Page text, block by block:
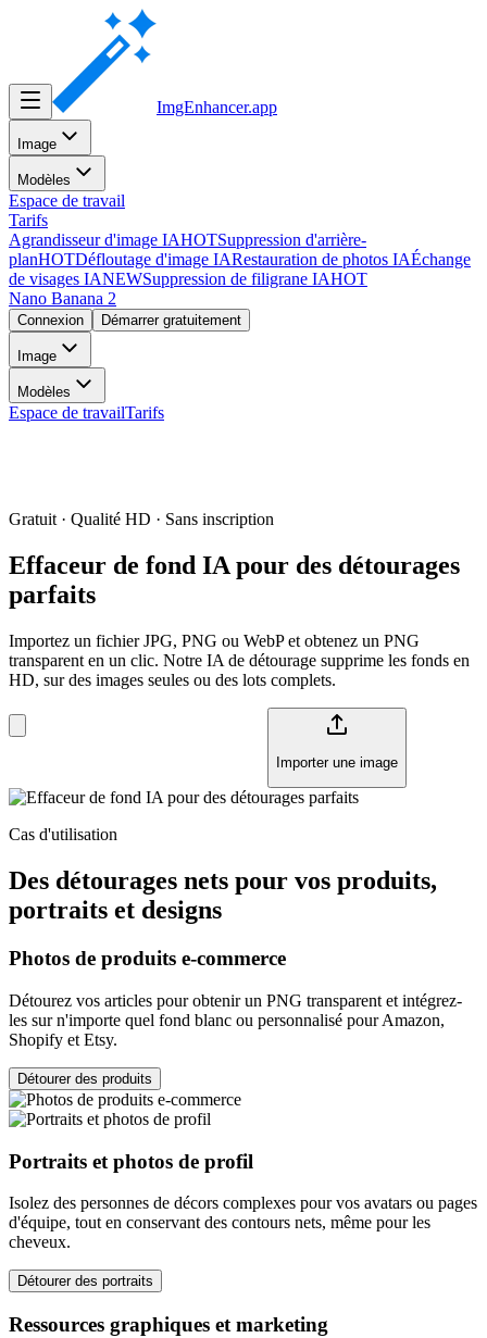
ImgEnhancer.app
Image
Modèles
Espace de travail
Tarifs
Agrandisseur d'image IAHOTSuppression d'arrière-
planHOTDéfloutage d'image IARestauration de photos IAÉchange
de visages IANEWSuppression de filigrane IAHOT
Nano Banana 2
Connexion Démarrer gratuitement
Image
Modèles
Espace de travailTarifs
Gratuit · Qualité HD · Sans inscription
Effaceur de fond IA pour des détourages
parfaits
Importez un fichier JPG, PNG ou WebP et obtenez un PNG
transparent en un clic. Notre IA de détourage supprime les fonds en
HD, sur des images seules ou des lots complets.
Importer une image
Cas d'utilisation
Des détourages nets pour vos produits,
portraits et designs
Photos de produits e-commerce
Détourez vos articles pour obtenir un PNG transparent et intégrez-
les sur n'importe quel fond blanc ou personnalisé pour Amazon,
Shopify et Etsy.
Détourer des produits
Portraits et photos de profil
Isolez des personnes de décors complexes pour vos avatars ou pages
d'équipe, tout en conservant des contours nets, même pour les
cheveux.
Détourer des portraits
Ressources graphiques et marketing